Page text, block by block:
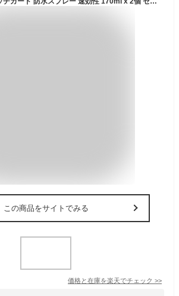
この商品をサイトでみる
価格と在庫を楽天でチェック >>